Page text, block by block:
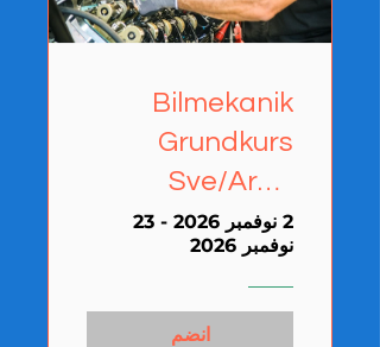
Bilmekanik
Grundkurs
Sve/Arab
(Ronneby) 2 نوفمبر 2026 - 23
نوفمبر 2026
انضم